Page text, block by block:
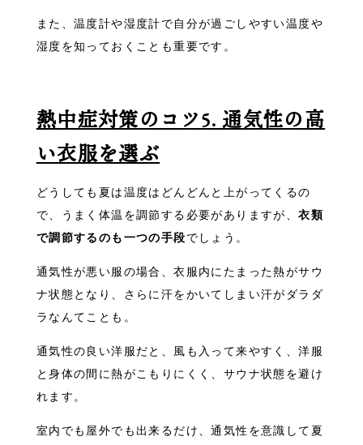
また、温度計や湿度計で自分が過ごしやすい温度や
湿度を知っておくことも重要です。
熱中症対策のコツ5. 通気性の高
い衣服を選ぶ
どうしても夏は温度はどんどんと上がってくるの
で、うまく体温を調節する必要がありますが、衣類
で調節するのも一つの手段でしょう。
通気性が悪い服の場合、衣服内にたまった熱がサウ
ナ状態となり、さらに汗をかいてしまい汗がダラダ
ラなんてことも。
通気性の良い洋服だと、風も入って来やすく、洋服
と身体の間に熱がこもりにくく、サウナ状態を避け
れます。
室内でも屋外でも出来るだけ、通気性を意識して夏